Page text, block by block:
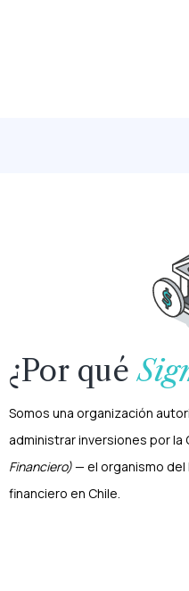
¿Por qué
Somos una organización
administrar inversiones por la
Financiero)— el organismo
financiero en Chile.